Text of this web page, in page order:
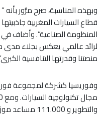
وبهذه المناسبة، صرح مزُّور بأنه
قطاع السيارات المغربية
المنظومة الصناعية”. وأضاف في
لرائد عالمي يعكس بجلاء مدى
منصتنا وقدرتها التنافسية